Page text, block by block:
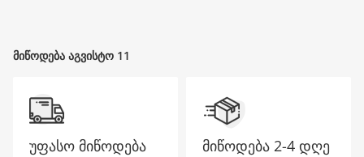
მიწოდება აგვისტო 11
უფასო მიწოდება მიწოდება 2-4 დღე